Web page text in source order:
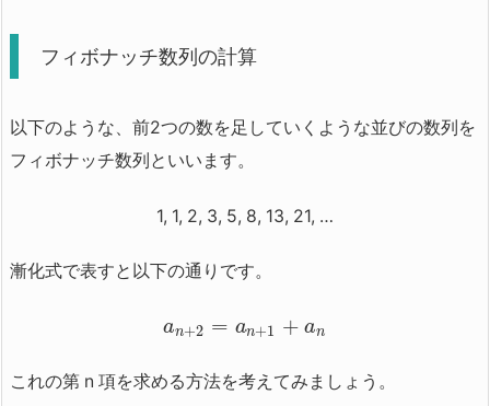
フィボナッチ数列の計算
以下のような、前2つの数を足していくような並びの数列を
フィボナッチ数列といいます。
1, 1, 2, 3, 5, 8, 13, 21, …
漸化式で表すと以下の通りです。
an+2 = an+1 + an
これの第 n 項を求める方法を考えてみましょう。